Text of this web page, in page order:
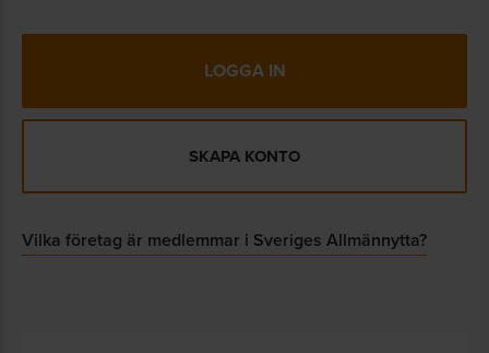
Den kooperativa hyresrättsföreningen kan i
varierande grad ansvara för teknisk och
utföra. Arbetsfördelningen mellan
LOGGA IN
SKAPA KONTO
Vilka företag är medlemmar i Sveriges Allmännytta?